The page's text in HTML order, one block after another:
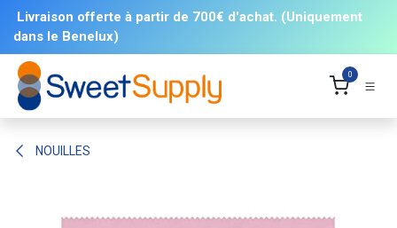
Livraison offerte à partir de 700€ d'achat. (Uniquement
dans le Benelux)
0
NOUILLES